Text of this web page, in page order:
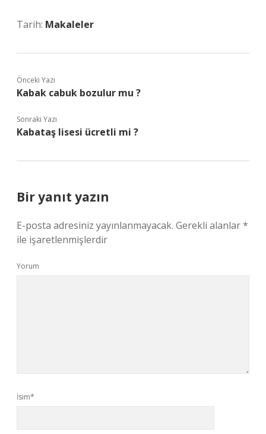
Tarih: Makaleler
Önceki Yazı
Kabak cabuk bozulur mu ?
Sonraki Yazı
Kabataş lisesi ücretli mi ?
Bir yanıt yazın
E-posta adresiniz yayınlanmayacak. Gerekli alanlar*
ile işaretlenmişlerdir
Yorum
İsim*